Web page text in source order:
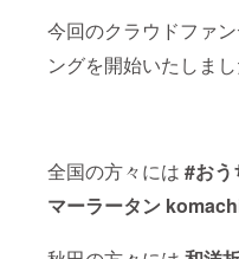
今回のクラウドファン
ングを開始いたしまし
全国の方々には #おう
マーラータン